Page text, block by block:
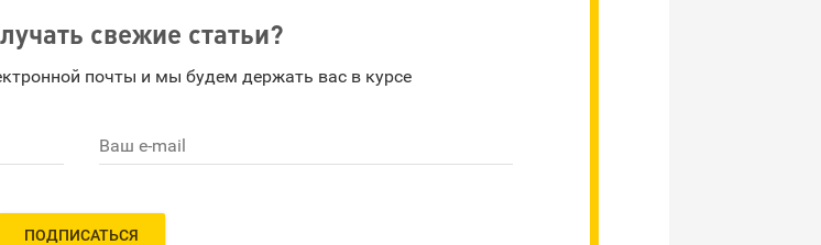
свежие статьи?
почты и мы будем держать вас в курсе
Ваш e-mail
ПОДПИСАТЬСЯ